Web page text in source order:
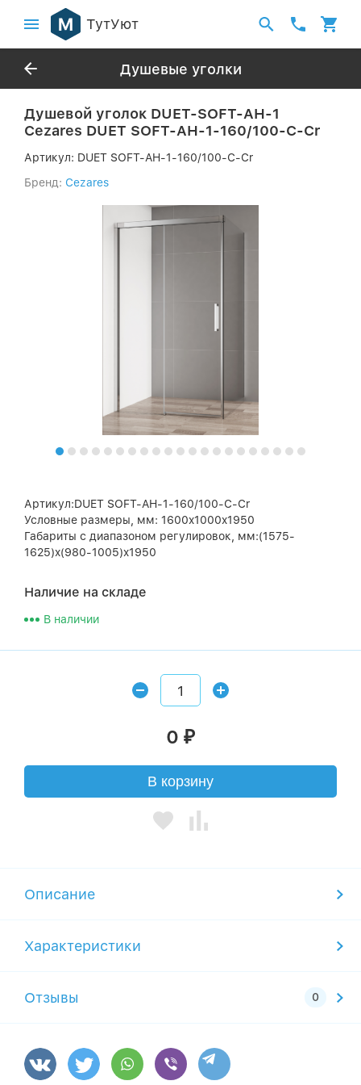
ТутУют
Душевые уголки
Душевой уголок DUET-SOFT-AH-1
Cezares DUET SOFT-AH-1-160/100-C-Cr
Артикул: DUET SOFT-AH-1-160/100-C-Cr
Бренд: Cezares
Артикул:DUET SOFT-AH-1-160/100-C-Cr
Условные размеры, мм: 1600x1000x1950
Габариты с диапазоном регулировок, мм:(1575-
1625)x(980-1005)x1950
Наличие на складе
В наличии
0 ₽
В корзину
Описание
Характеристики
Отзывы